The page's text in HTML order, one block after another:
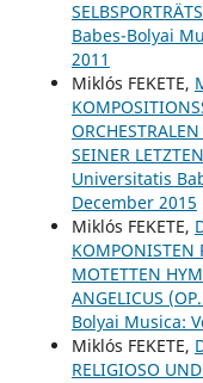
Babes-Bolyai
2011
Miklós FEKETE,
SEINER
Universitatis
December 2015
Miklós FEKETE,
KOMPONISTEN
MOTETTEN
ANGELICUS
Bolyai Musica:
Miklós FEKETE,
RELIGIOSO